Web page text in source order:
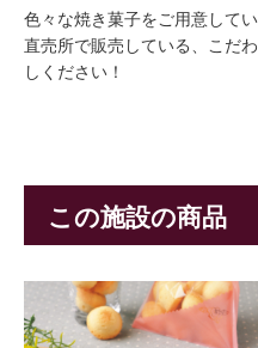
色々な焼き菓子をご用意してい
直売所で販売している、こだ
しください！
この施設の商品